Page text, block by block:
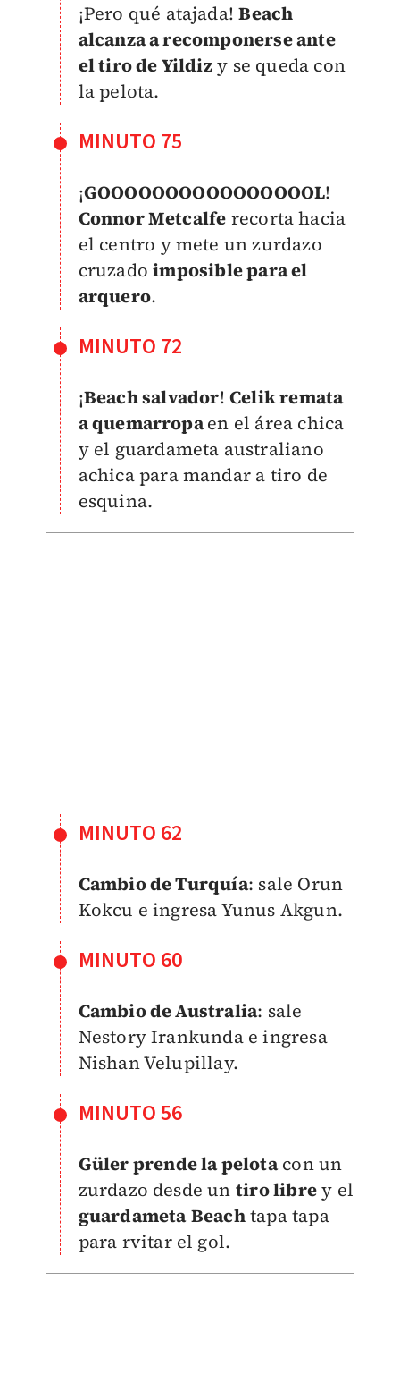
¡Pero qué atajada!Beach
alcanza a recomponerse ante
el tiro de Yildizy se queda con
la pelota.
MINUTO 75
¡GOOOOOOOOOOOOOOOOL!
Connor Metcalfe recorta hacia
el centro y mete un zurdazo
cruzadoimposible para el
arquero.
MINUTO 72
¡Beach salvador! Celik remata
a quemarropaen el área chica
y el guardameta australiano
achica para mandar a tiro de
esquina.
MINUTO 62
Cambio de Turquía: sale Orun
Kokcu e ingresa Yunus Akgun.
MINUTO 60
Cambio de Australia: sale
Nestory Irankunda e ingresa
Nishan Velupillay.
MINUTO 56
Güler prende la pelotacon un
zurdazo desde un tiro librey el
guardametaBeachtapa tapa
para rvitar el gol.